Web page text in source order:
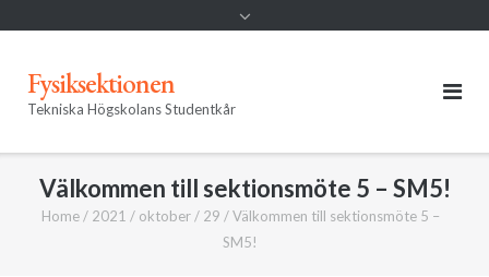
Fysiksektionen
Tekniska Högskolans Studentkår
Välkommen till sektionsmöte 5 – SM5!
Home / 2021 / oktober / 29 / Välkommen till sektionsmöte 5 –
SM5!